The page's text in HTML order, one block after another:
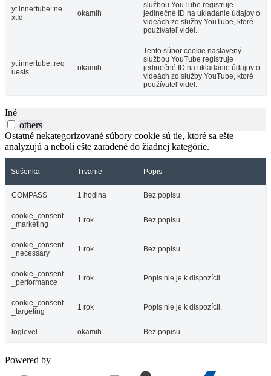
yt.innertube::ne
xtId
okamih
službou YouTube registruje
jedinečné ID na ukladanie údajov o
videách zo služby YouTube, ktoré
používateľ videl.
yt.innertube::req
uests
okamih
Tento súbor cookie nastavený
službou YouTube registruje
jedinečné ID na ukladanie údajov o
videách zo služby YouTube, ktoré
používateľ videl.
Iné
others
Ostatné nekategorizované súbory cookie sú tie, ktoré sa ešte
analyzujú a neboli ešte zaradené do žiadnej kategórie.
Sušenka Trvanie Popis
COMPASS 1 hodina Bez popisu
cookie_consent
_marketing
1 rok Bez popisu
cookie_consent
_necessary
1 rok Bez popisu
cookie_consent
_performance
1 rok Popis nie je k dispozícii.
cookie_consent
_targeting
1 rok Popis nie je k dispozícii.
loglevel okamih Bez popisu
Powered by